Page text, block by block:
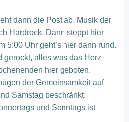
dann die Post ab. Musik der
Hardrock. Dann steppt hier
5:00 Uhr geht’s hier dann rund.
gerockt, alles was das Herz
hier geboten.
der Gemeinsamkeit auf
Samstag beschränkt.
und Sonntags ist